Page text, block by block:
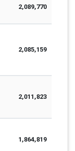
2,089,770
2,085,159
2,011,823
1,864,819